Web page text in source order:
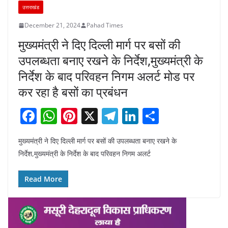
उत्तराखंड
December 21, 2024 Pahad Times
मुख्यमंत्री ने दिए दिल्ली मार्ग पर बसों की
उपलब्धता बनाए रखने के निर्देश,मुख्यमंत्री के
निर्देश के बाद परिवहन निगम अलर्ट मोड पर
कर रहा है बसों का प्रबंधन
F
a
c
e
b
o
o
W
h
at
s
A
p
p
Pi
nt
er
X T
e
m
Li
k
n
h
ar
मुख्यमंत्री ने दिए दिल्ली मार्ग पर बसों की उपलब्धता बनाए रखने के
निर्देश,मुख्यमंत्री के निर्देश के बाद परिवहन निगम अलर्ट
Read More